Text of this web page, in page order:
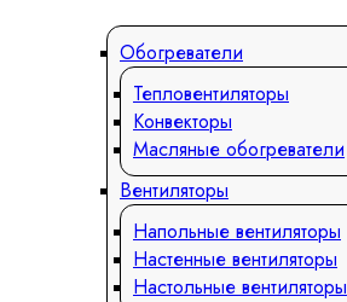
Обогреватели
Тепловентиляторы
Конвекторы
Масляные обогреватели
Вентиляторы
Напольные вентиляторы
Настенные вентиляторы
Настольные вентиляторы